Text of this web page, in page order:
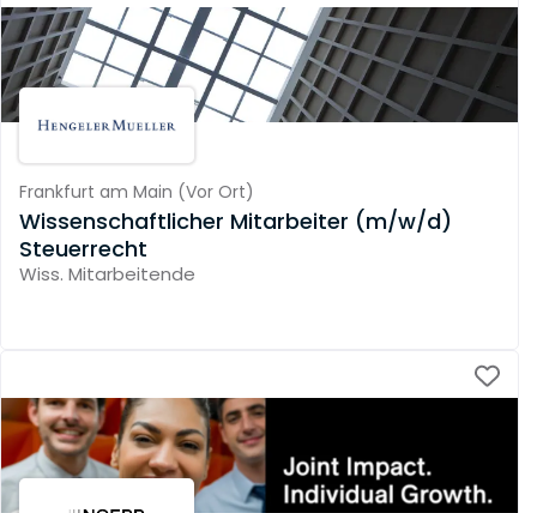
Frankfurt am Main (Vor Ort)
Wissenschaftlicher Mitarbeiter (m/w/d)
Steuerrecht
Wiss. Mitarbeitende